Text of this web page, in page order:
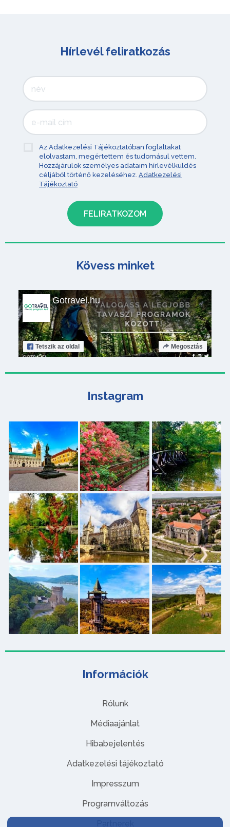
Információk
Rólunk
Médiaajánlat
Hibabejelentés
Adatkezelési tájékoztató
Impresszum
Programváltozás
Hírlevél feliratkozás
Az Adatkezelési Tájékoztatóban foglaltakat
elolvastam, megértettem és tudomásul vettem.
Hozzájárulok személyes adataim hírlevélküldés
céljából történő kezeléséhez. Adatkezelési
Tájékoztató
Kövess minket
Gotravel.hu
Tetszik az oldal Megosztás
Instagram